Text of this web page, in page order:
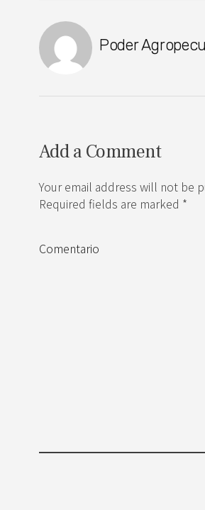
Poder
Add a Comment
Your email address will not be
Required fields are marked *
Comentario